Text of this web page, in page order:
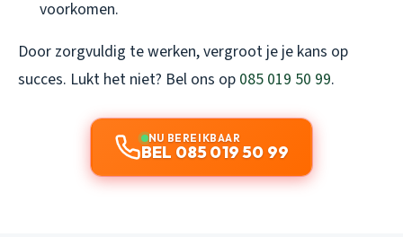
voorkomen.
Door zorgvuldig te werken, vergroot je je kans op
succes. Lukt het niet? Bel ons op 085 019 50 99.
NU BEREIKBAAR
BEL 085 019 50 99